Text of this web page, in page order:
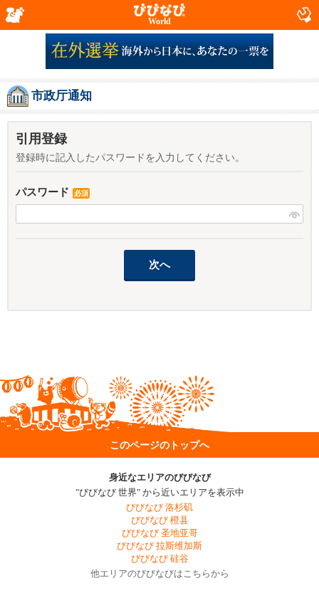
World
市政厅通知
引用登録
登録時に記入したパスワードを入力してください。
パスワード 必須
このページのトップへ
身近なエリアのびびなび
"びびなび 世界" から近いエリアを表示中
びびなび 洛杉矶
びびなび 橙县
びびなび 圣地亚哥
びびなび 拉斯维加斯
びびなび 硅谷
他エリアのびびなびはこちらから